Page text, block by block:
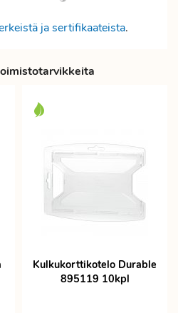
ja sertifikaateista.
Kulkukorttikotelo Durable
895119 10kpl